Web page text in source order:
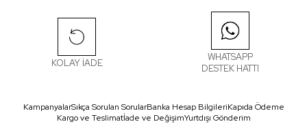
KOLAY İADE
WHATSAPP
DESTEK HATTI
KampanyalarSıkça Sorulan SorularBanka Hesap BilgileriKapıda Ödeme
Kargo ve Teslimatİade ve DeğişimYurtdışı Gönderim